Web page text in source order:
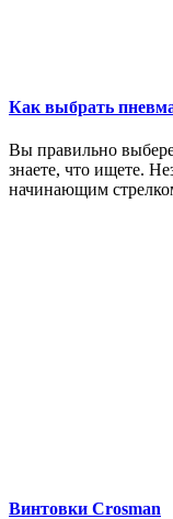
Как выбрать
Вы правильно
знаете, что ищете.
начинающим
Винтовки Crosman